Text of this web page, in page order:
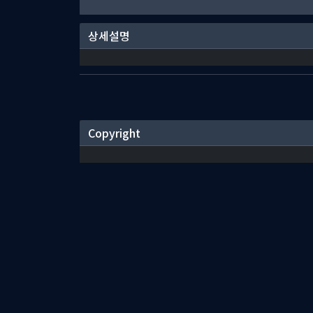
상세설명
Copyright